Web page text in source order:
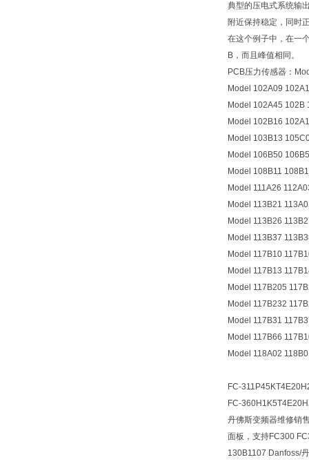
典型的压电式系统输
附近保持稳定，同时
在这个例子中，在一
B，而且峰值相同。
PCB压力传感器：
Model 102A09
Model 102A45 102B
Model 102B16
Model 103B13
Model 106B50
Model 108B11
Model 111A26
Model 113B21
Model 113B26
Model 113B37
Model 117B10
Model 117B13
Model 117B205
Model 117B232
Model 117B31
Model 117B66
Model 118A02
FC-
FC-
丹佛斯变频器维修销
面板，支持FC300
130B1107 Danfoss/